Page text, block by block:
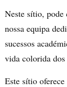
Neste sítio, pode
nossa equipa
sucessos
vida colorida dos
Este sítio